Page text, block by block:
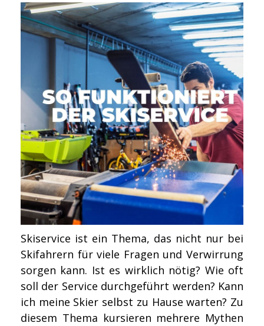
Skiservice ist ein Thema, das nicht nur bei
Skifahrern für viele Fragen und Verwirrung
sorgen kann. Ist es wirklich nötig? Wie oft
soll der Service durchgeführt werden? Kann
ich meine Skier selbst zu Hause warten? Zu
diesem Thema kursieren mehrere Mythen